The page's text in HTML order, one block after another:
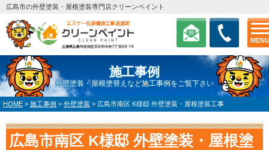
MENU
広島市の外壁塗装・屋根塗装専門店クリーンペイント
施工事例
外壁塗装・屋根塗替えなど施工事例をご覧下さい
HOME > 施工事例 > 外壁塗装 > 広島市南区 K様邸 外壁塗装・屋根塗装工事
広島市南区 K様邸 外壁塗装・屋根塗